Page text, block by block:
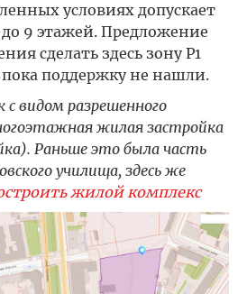
условиях допускает
9 этажей. Предложение
сделать здесь зону Р1
поддержку не нашли.
видом разрешенного
жилая застройка
Раньше это была часть
училища, здесь же
жилой комплекс